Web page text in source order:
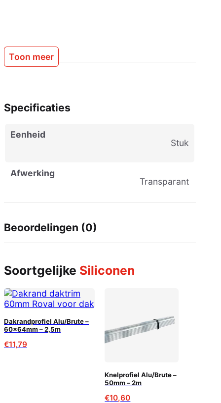
resultaat
Toon meer
Specificaties
Eenheid
stuk
Afwerking
Transparant
Beoordelingen (0)
Soortgelijke Siliconen
Dakrandprofiel Alu/Brute –
60x64mm – 2,5m
€11,79
Knelprofiel Alu/Brute –
50mm – 2m
€10,60